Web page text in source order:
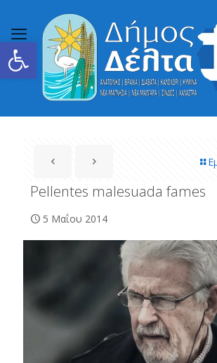
Ανοίξτε τη γραμμή εργαλείων
Pellentes malesuada fames
5 Μαΐου 2014